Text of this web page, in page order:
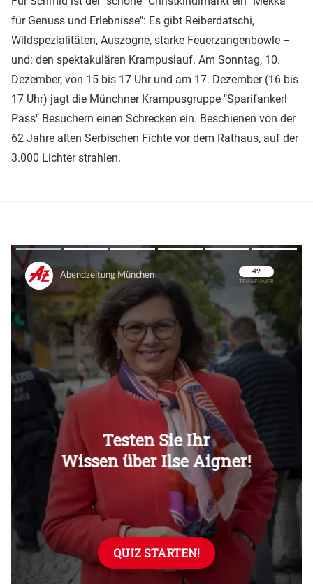
für Genuss und Erlebnisse": Es gibt Reiberdatschi,
Wildspezialitäten, Auszogne, starke Feuerzangenbowle –
und: den spektakulären Krampuslauf. Am Sonntag, 10.
Dezember, von 15 bis 17 Uhr und am 17. Dezember (16 bis
17 Uhr) jagt die Münchner Krampusgruppe "Sparifankerl
Pass" Besuchern einen Schrecken ein. Beschienen von der
62 Jahre alten Serbischen Fichte vor dem Rathaus, auf der
3.000 Lichter strahlen.
Überspringen
Überspringen